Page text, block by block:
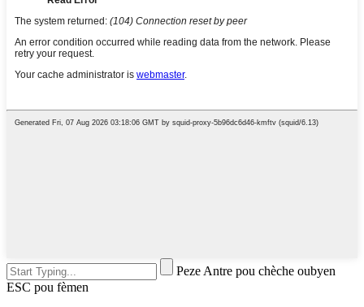
Peze Antre pou chèche oubyen
ESC pou fèmen